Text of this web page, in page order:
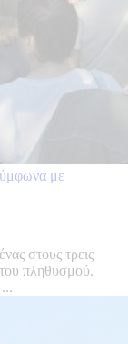
με
στους τρεις
πληθυσμού.